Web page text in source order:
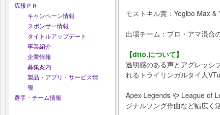
広報ＰＲ
キャンペーン情報
スポンサー情報
タイトルアップデート
事業紹介
企業情報
募集案内
製品・アプリ・サービス情
報
選手・チーム情報
モストキル賞：Yogibo Max &
出場チーム：プロ・アマ混合
【dtto.について】
透明感のある声とアグレッシ
れるトライリンガルタイ人
Apex Legends や League of
ジナルソング作曲など幅広く